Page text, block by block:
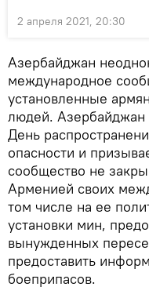
2 апреля 2021, 20:30
Азербайджан
международное
установленные
людей. Азербайджан
День
опасности и
сообщество не
Арменией своих
том числе на ее
установки мин,
вынужденных
предоставить
боеприпасов.